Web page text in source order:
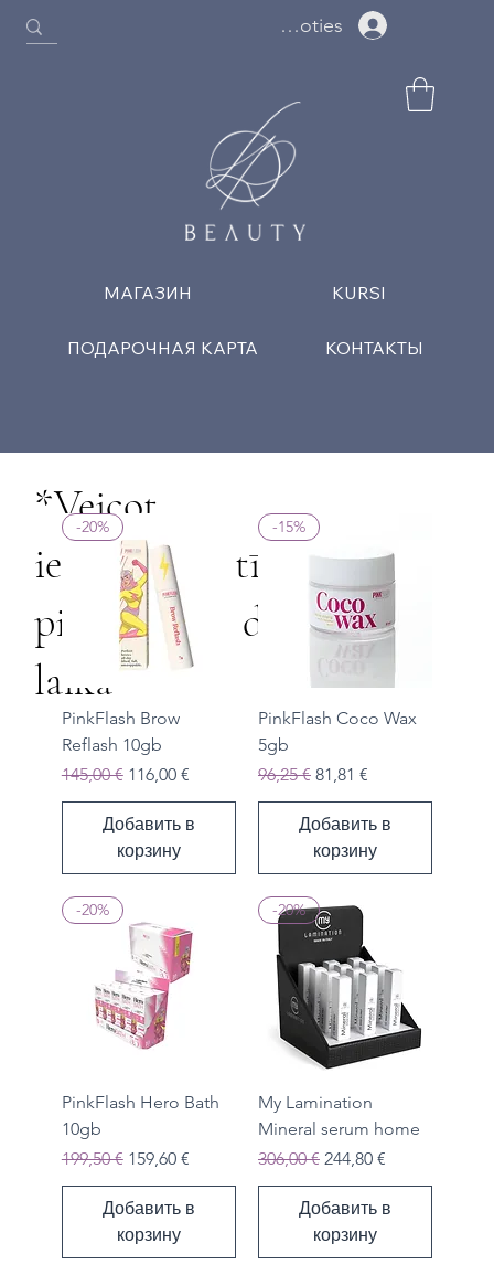
МАГАЗИН KURSI
ПОДАРОЧНАЯ КАРТА КОНТАКТЫ
Ielogoties
*Veicot
iepriekšpasūtījumu,
piegāde 7-10 dienu
laikā
-20%
PinkFlash Brow
Reflash 10gb
Обычная цена
145,00 € Цена со скидкой
116,00 €
Добавить в
корзину
-15%
PinkFlash Coco Wax
5gb
Обычная цена
96,25 € Цена со скидкой
81,81 €
Добавить в
корзину
-20%
PinkFlash Hero Bath
10gb
Обычная цена
199,50 € Цена со скидкой
159,60 €
Добавить в
корзину
-20%
My Lamination
Mineral serum home
Обычная цена
306,00 € Цена со скидкой
244,80 €
Добавить в
корзину